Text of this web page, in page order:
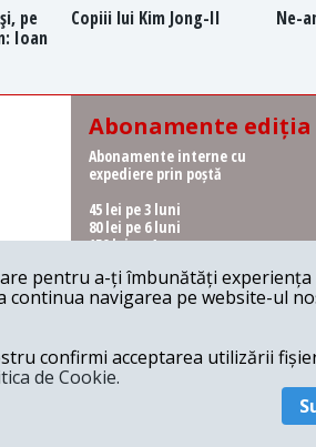
pe
Ioan
Copiii lui Kim Jong-Il Ne-
Abonamente
Abonamente interne cu
expediere prin poștă
45 lei pe 3 luni
80 lei pe 6 luni
150 lei pe 1 an
Abonamente interne cu
ridicare de la redacție
62 lei pe 6 luni
115 lei pe 1 an
© 2026
pentru a-ți îmbunătăți
navigarea pe website-ul
confirmi acceptarea utilizării
de Cookie.